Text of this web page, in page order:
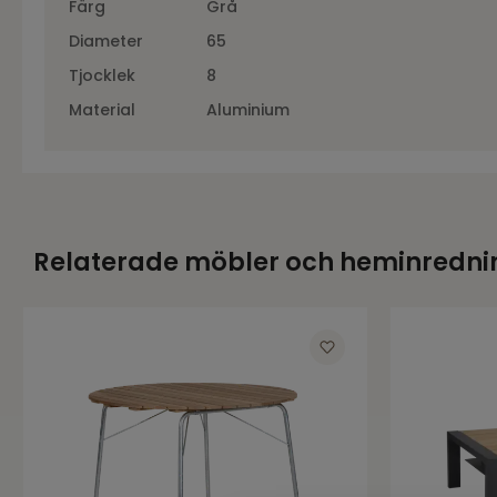
Färg
Grå
Diameter
65
Tjocklek
8
Material
Aluminium
Relaterade möbler och